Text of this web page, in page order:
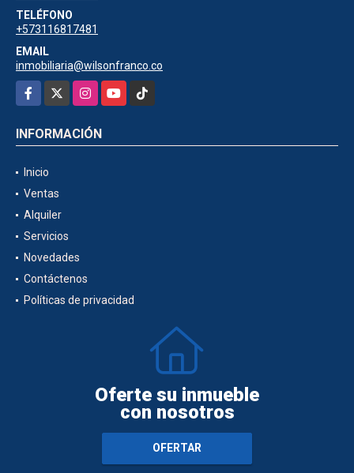
TELÉFONO
+573116817481
EMAIL
inmobiliaria@wilsonfranco.co
Facebook
InstagramYouTubeTikTok
INFORMACIÓN
Inicio
Ventas
Alquiler
Servicios
Novedades
Contáctenos
Políticas de privacidad
Oferte su inmueble
con nosotros
OFERTAR